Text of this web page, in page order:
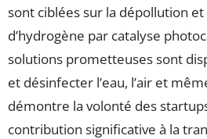
sont ciblées sur la dépollution
d’hydrogène par catalyse
solutions prometteuses sont
et désinfecter l’eau, l’air et
démontre la volonté des
contribution significative à la